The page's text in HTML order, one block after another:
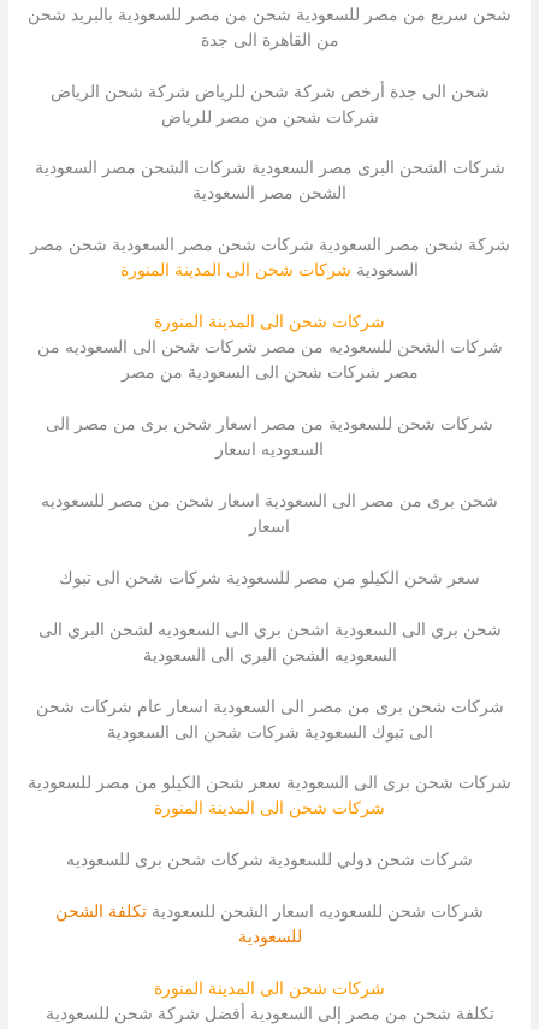
شحن سريع من مصر للسعودية شحن من مصر للسعودية بالبريد شحن
من القاهرة الى جدة
شحن الى جدة أرخص شركة شحن للرياض شركة شحن الرياض
شركات شحن من مصر للرياض
شركات الشحن البرى مصر السعودية شركات الشحن مصر السعودية
الشحن مصر السعودية
شركة شحن مصر السعودية شركات شحن مصر السعودية شحن مصر
السعودية شركات شحن الى المدينة المنورة
شركات شحن الى المدينة المنورة
شركات الشحن للسعوديه من مصر شركات شحن الى السعوديه من
مصر شركات شحن الى السعودية من مصر
شركات شحن للسعودية من مصر اسعار شحن برى من مصر الى
السعوديه اسعار
شحن برى من مصر الى السعودية اسعار شحن من مصر للسعوديه
اسعار
سعر شحن الكيلو من مصر للسعودية شركات شحن الى تبوك
شحن بري الى السعودية اشحن بري الى السعوديه لشحن البري الى
السعوديه الشحن البري الى السعودية
شركات شحن برى من مصر الى السعودية اسعار عام شركات شحن
الى تبوك السعودية شركات شحن الى السعودية
شركات شحن برى الى السعودية سعر شحن الكيلو من مصر للسعودية
شركات شحن الى المدينة المنورة
شركات شحن دولي للسعودية شركات شحن برى للسعوديه
شركات شحن للسعوديه اسعار الشحن للسعودية تكلفة الشحن
للسعودية
شركات شحن الى المدينة المنورة
تكلفة شحن من مصر إلى السعودية أفضل شركة شحن للسعودية